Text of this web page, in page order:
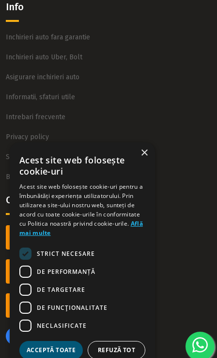
Info
Inchirieri auto fara garantie
Inchirieri auto Uber, Bolt
Asigurare inchirieri auto
Informatii, sfaturi utile
Intrebari frecvente
Privacy policy
Sitemap
Blog
Contact
+40 749 54 09 54
office@westrentacar.ro
Orar: L - D | 09.00 - 21.00
×
Acest site web folosește
cookie-uri
Acest site web folosește cookie-uri pentru a
îmbunătăți experiența utilizatorului. Prin
utilizarea site-ului nostru web, sunteți de
acord cu toate cookie-urile în conformitate
cu Politica noastră privind cookie-urile. Află
mai multe
STRICT NECESARE
DE PERFORMANȚĂ
DE TARGETARE
DE FUNCŢIONALITATE
NECLASIFICATE
ACCEPTĂ TOATE REFUZĂ TOT